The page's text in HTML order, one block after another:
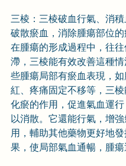
三棱：三棱破血行氣、消
破散瘀血，消除腫瘍部位的
在腫瘍的形成過程中，往
滯，三棱能有效改善這種
些腫瘍局部有瘀血表現，
紅、疼痛固定不移等，三
化瘀的作用，促進氣血運
以消散。它還能行氣，增
用，輔助其他藥物更好地
果，使局部氣血通暢，腫瘍